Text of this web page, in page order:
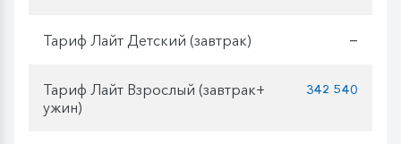
Тариф Лайт Детский (завтрак) —
Тариф Лайт Взрослый (завтрак+
ужин)
342 540